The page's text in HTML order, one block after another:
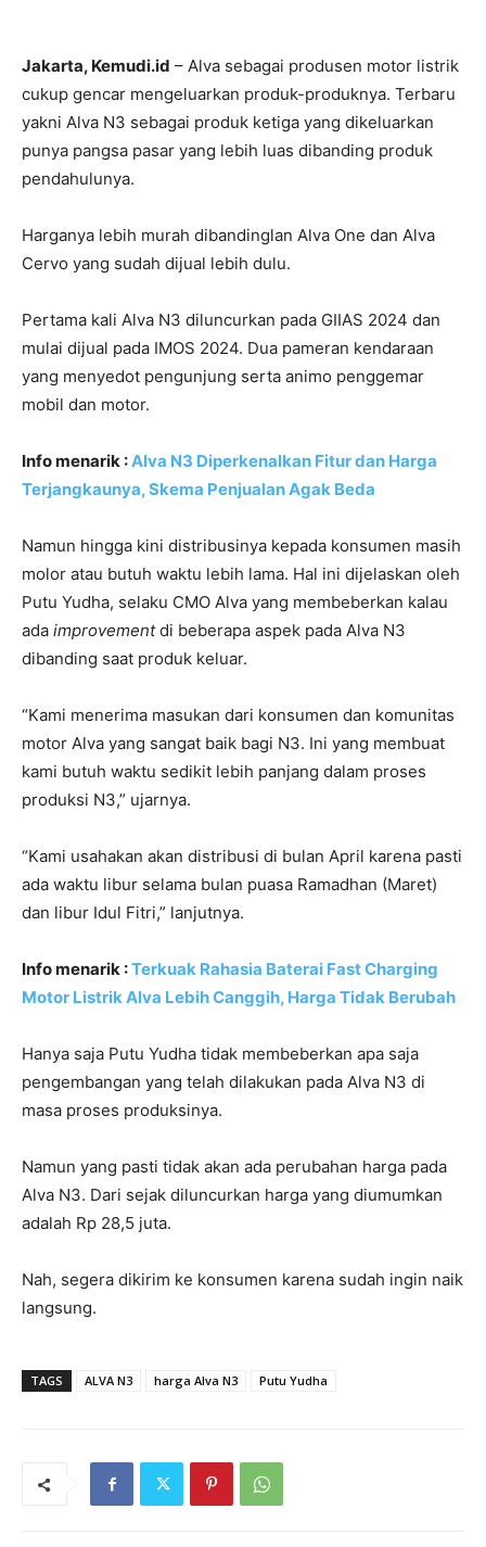
Jakarta, Kemudi.id – Alva sebagai produsen motor listrik
cukup gencar mengeluarkan produk-produknya. Terbaru
yakni Alva N3 sebagai produk ketiga yang dikeluarkan
punya pangsa pasar yang lebih luas dibanding produk
pendahulunya.
Harganya lebih murah dibandinglan Alva One dan Alva
Cervo yang sudah dijual lebih dulu.
Pertama kali Alva N3 diluncurkan pada GIIAS 2024 dan
mulai dijual pada IMOS 2024. Dua pameran kendaraan
yang menyedot pengunjung serta animo penggemar
mobil dan motor.
Info menarik :Alva N3 Diperkenalkan Fitur dan Harga
Terjangkaunya, Skema Penjualan Agak Beda
Namun hingga kini distribusinya kepada konsumen masih
molor atau butuh waktu lebih lama. Hal ini dijelaskan oleh
Putu Yudha, selaku CMO Alva yang membeberkan kalau
ada improvementdi beberapa aspek pada Alva N3
dibanding saat produk keluar.
“Kami menerima masukan dari konsumen dan komunitas
motor Alva yang sangat baik bagi N3. Ini yang membuat
kami butuh waktu sedikit lebih panjang dalam proses
produksi N3,” ujarnya.
“Kami usahakan akan distribusi di bulan April karena pasti
ada waktu libur selama bulan puasa Ramadhan (Maret)
dan libur Idul Fitri,” lanjutnya.
Info menarik :Terkuak Rahasia Baterai Fast Charging
Motor Listrik Alva Lebih Canggih, Harga Tidak Berubah
Hanya saja Putu Yudha tidak membeberkan apa saja
pengembangan yang telah dilakukan pada Alva N3 di
masa proses produksinya.
Namun yang pasti tidak akan ada perubahan harga pada
Alva N3. Dari sejak diluncurkan harga yang diumumkan
adalah Rp 28,5 juta.
Nah, segera dikirim ke konsumen karena sudah ingin naik
langsung.
TAGS ALVA N3 harga Alva N3 Putu Yudha